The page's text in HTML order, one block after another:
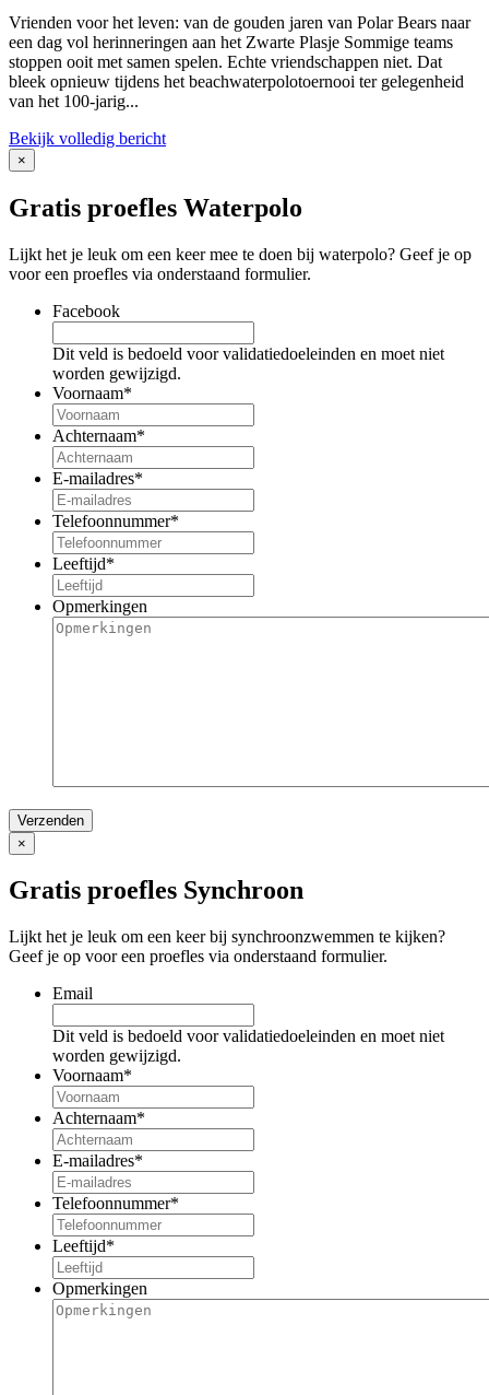
Vrienden voor het leven: van de gouden jaren van Polar Bears naar
een dag vol herinneringen aan het Zwarte Plasje Sommige teams
stoppen ooit met samen spelen. Echte vriendschappen niet. Dat
bleek opnieuw tijdens het beachwaterpolotoernooi ter gelegenheid
van het 100-jarig...
Bekijk volledig bericht
×
Gratis proefles Waterpolo
Lijkt het je leuk om een keer mee te doen bij waterpolo? Geef je op
voor een proefles via onderstaand formulier.
Facebook
Dit veld is bedoeld voor validatiedoeleinden en moet niet
worden gewijzigd.
Voornaam*
Achternaam*
E-mailadres*
Telefoonnummer*
Leeftijd*
Opmerkingen
×
Gratis proefles Synchroon
Lijkt het je leuk om een keer bij synchroonzwemmen te kijken?
Geef je op voor een proefles via onderstaand formulier.
Email
Dit veld is bedoeld voor validatiedoeleinden en moet niet
worden gewijzigd.
Voornaam*
Achternaam*
E-mailadres*
Telefoonnummer*
Leeftijd*
Opmerkingen